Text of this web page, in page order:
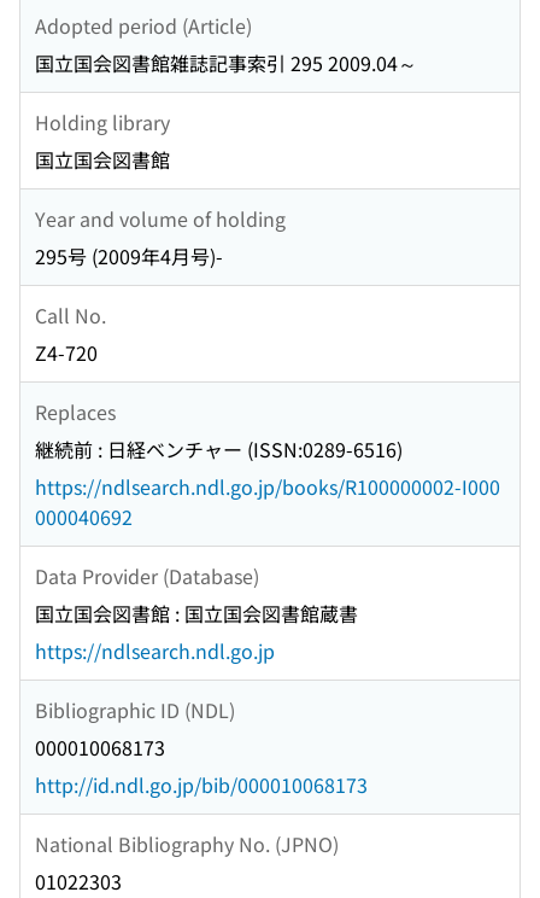
Adopted period (Article)
国立国会図書館雑誌記事索引 295 2009.04～
Holding library
国立国会図書館
Year and volume of holding
295号 (2009年4月号)-
Call No.
Z4-720
Replaces
継続前 : 日経ベンチャー (ISSN:0289-6516)
https://ndlsearch.ndl.go.jp/books/R100000002-I000
000040692
Data Provider (Database)
国立国会図書館 : 国立国会図書館蔵書
https://ndlsearch.ndl.go.jp
Bibliographic ID (NDL)
000010068173
http://id.ndl.go.jp/bib/000010068173
National Bibliography No. (JPNO)
01022303